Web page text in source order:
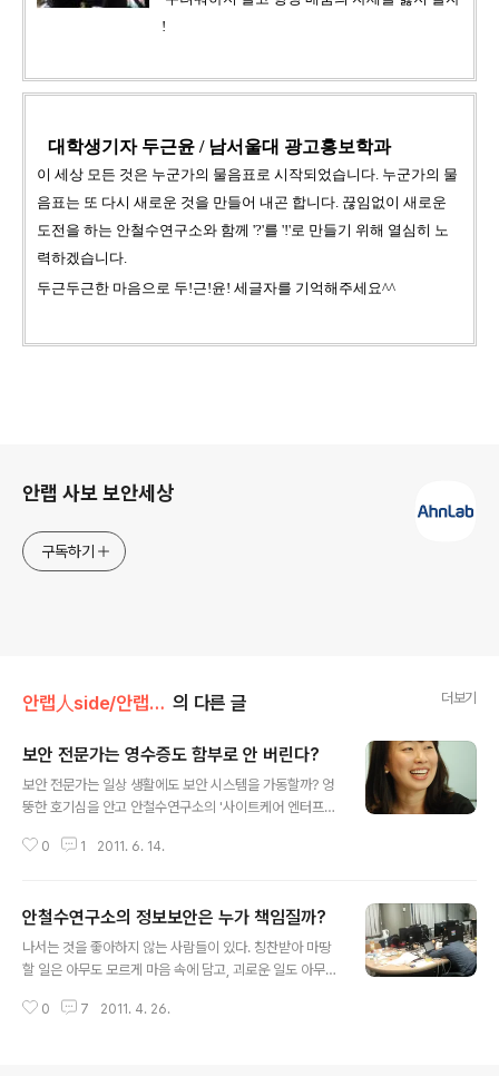
!
대학생기자 두근윤 / 남서울대 광고홍보학과
이 세상 모든 것은 누군가의 물음표로 시작되었습니다. 누군가의 물
음표는 또 다시 새로운 것을 만들어 내곤 합니다. 끊임없이 새로운
도전을 하는 안철수연구소와 함께 '?'를 '!'로 만들기 위해 열심히 노
력하겠습니다.
두근두근한 마음으로 두!근!윤! 세글자를 기억해주세요^^
안랩 사보 보안세상
구독하기
안랩人side/안랩팀워크 의 다른 글 더보기
보안 전문가는 영수증도 함부로 안 버린다?
보안 전문가는 일상 생활에도 보안 시스템을 가동할까? 엉
뚱한 호기심을 안고 안철수연구소의 '사이트케어 엔터프라
어'는 올해 3월 출시한, 인터넷 상 악성코드 및 해킹의 피해
한 사람만 볼 수 있는 관계에서 점점 트위터 등 나와는 상관
없는 사람들에게까지 보이는 소셜 네트워크의 역기능을 걱
정했다. 힘든 과정을 통해 나온 사이트케어가 그들의 생각
드 막아주는 사이트케어 '사이트케어'는 그 전에 나온 PC
0 1 2011. 6. 14.
안철수연구소의 정보보안은 누가 책임질까?
나서는 것을 좋아하지 않는 사람들이 있다. 칭찬받아 마땅
할 일은 아무도 모르게 마음 속에 담고, 괴로운 일도 아무에
구소에는 유독 많은 것 같다. 아무에게나 쉽게 말할 수 없는
0 7 2011. 4. 26.